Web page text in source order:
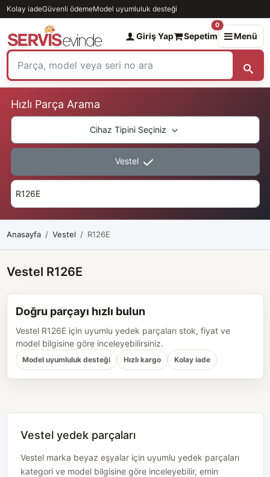
Kolay iadeGüvenli ödemeModel uyumluluk desteği
Giriş Yap Sepetim
0
Menü
Hızlı Parça Arama
Cihaz Tipini Seçiniz
Vestel
Anasayfa Vestel R126E
Vestel R126E
Doğru parçayı hızlı bulun
Vestel R126E için uyumlu yedek parçaları stok, fiyat ve
model bilgisine göre inceleyebilirsiniz.
Model uyumluluk desteği Hızlı kargo Kolay iade
Vestel yedek parçaları
Vestel marka beyaz eşyalar için uyumlu yedek parçaları
kategori ve model bilgisine göre inceleyebilir, emin